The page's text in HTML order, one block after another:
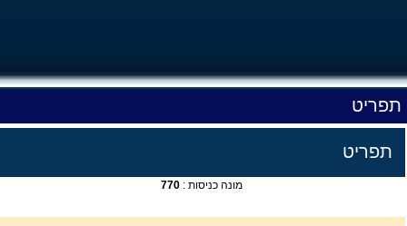
תפריט
תפריט
מונה כניסות : 770